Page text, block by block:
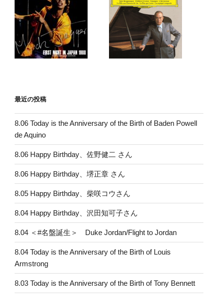
最近の投稿
8.06 Today is the Anniversary of the Birth of Baden Powell
de Aquino
8.06 Happy Birthday、佐野健二 さん
8.06 Happy Birthday、堺正章 さん
8.05 Happy Birthday、柴咲コウさん
8.04 Happy Birthday、沢田知可子さん
8.04 ＜#名盤誕生＞ Duke Jordan/Flight to Jordan
8.04 Today is the Anniversary of the Birth of Louis
Armstrong
8.03 Today is the Anniversary of the Birth of Tony Bennett